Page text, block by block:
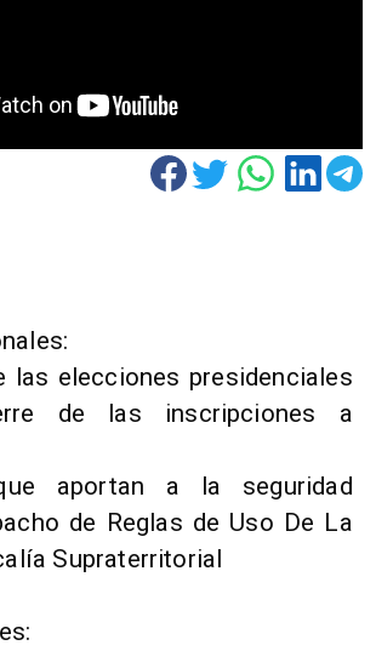
las elecciones presidenciales
de las inscripciones a
aportan a la seguridad
de Reglas de Uso De La
Supraterritorial